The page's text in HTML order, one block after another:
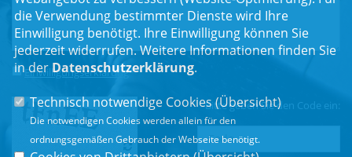
Einwilligungserklärung*
Bitte geben Sie den Code ein:
die Verwendung bestimmter Dienste wird Ihre
Einwilligung benötigt. Ihre Einwilligung können Sie
jederzeit widerrufen. Weitere Informationen finden Sie
in der Datenschutzerklärung.
Technisch notwendige Cookies (Übersicht)
Die notwendigen Cookies werden allein für den
ordnungsgemäßen Gebrauch der Webseite benötigt.